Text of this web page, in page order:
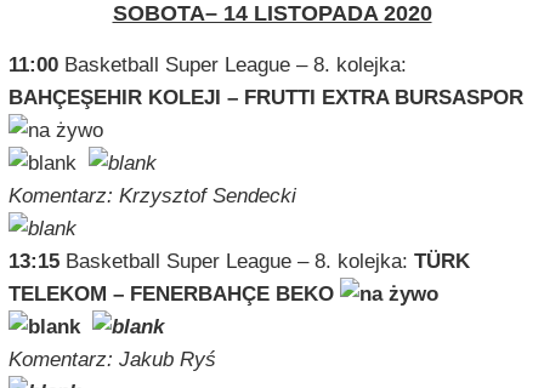
SOBOTA– 14 LISTOPADA 2020
11:00Basketball Super League – 8. kolejka:
BAHÇEŞEHIR KOLEJI – FRUTTI EXTRA BURSASPOR
Komentarz: Krzysztof Sendecki
13:15Basketball Super League – 8. kolejka: TÜRK
TELEKOM – FENERBAHÇE BEKO
Komentarz: Jakub Ryś